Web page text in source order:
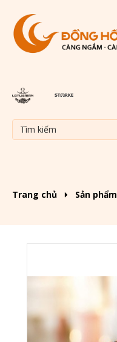
Trang chủ Sản phẩm